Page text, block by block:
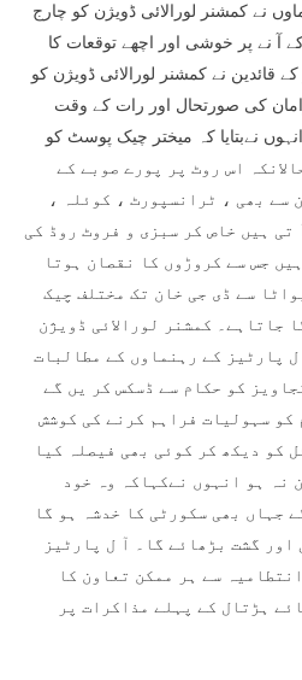
نے کمشنر لورالائی ڈویژن کو چارج
کے آ نے پر خوشی اور اچھے توقعات کا
قائدین نے کمشنر لورالائی ڈویژن کو
کی صورتحال اور رات کے وقت
نےبتایا کہ میختر چیک پوسٹ کو
حالانکہ اس روٹ پر پورے صوبے کے
سے بھی ، ٹرانسپورٹ ، کوئلہ ،
تی ہیں خاص کر سبزی و فروٹ روڈ کی
جس سے کروڑوں کا نقصان ہوتا
سے ڈی جی خان تک مختلف چیک
جاتاہے۔ کمشنر لورالائی ڈویژن
پارٹیز کے رہنماوں کے مطالبات
کو حکام سے ڈسکس کر یں گے
کو سہولیات فراہم کرنے کی کوشش
کو دیکھ کر کوئی بھی فیصلہ کیا
نہ ہو انہوں نےکہاکہ وہ خود
جہاں بھی سکورٹی کا خدشہ ہو گا
گشت بڑھائے گا۔ آ ل پارٹیز
سے ہر ممکن تعاون کا
ہڑتال کے پہلے مذاکرات پر